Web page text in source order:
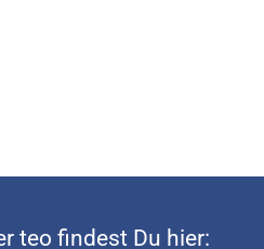
teo findest Du hier: